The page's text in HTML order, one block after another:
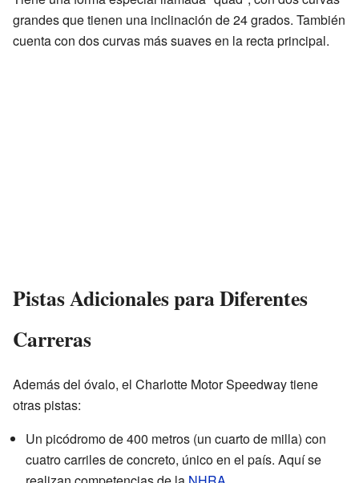
grandes que tienen una inclinación de 24 grados. También
cuenta con dos curvas más suaves en la recta principal.
Pistas Adicionales para Diferentes
Carreras
Además del óvalo, el Charlotte Motor Speedway tiene
otras pistas:
Un picódromo de 400 metros (un cuarto de milla) con
cuatro carriles de concreto, único en el país. Aquí se